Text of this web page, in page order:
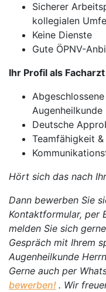
Sicherer
kollegialen
Keine Dienste
Gute ÖPNV-
Ihr Profil als
Deutsche
Teamfähigkeit
Hört sich das nach
Dann bewerben Sie
Kontaktformular, per
melden Sie sich
Gespräch mit Ihrem
Augenheilkunde
Gerne auch per
bewerben! . Wir